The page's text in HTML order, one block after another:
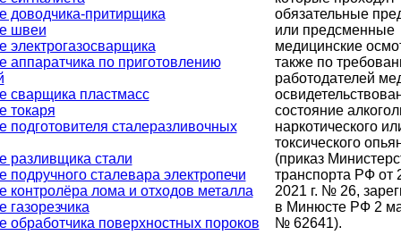
доводчика-притирщика
швеи
электрогазосварщика
аппаратчика по приготовлению
сварщика пластмасс
токаря
подготовителя сталеразливочных
разливщика стали
подручного сталевара электропечи
контролёра лома и отходов металла
газорезчика
обработчика поверхностных пороков
обязательные
или предсменные
медицинские
также по
работодателей
состояние
наркотического
токсического
(приказ
транспорта РФ от
2021 г. № 26,
в Минюсте РФ 2
№ 62641).